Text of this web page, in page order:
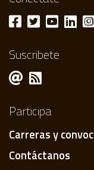
Suscribete
Participa
Carreras y
Contáctanos